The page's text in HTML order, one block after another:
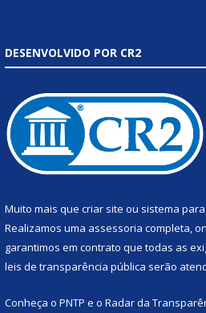
DESENVOLVIDO POR CR2
Muito mais que criar site ou sistema
Realizamos uma assessoria completa,
garantimos em contrato que todas as
leis de transparência pública serão
Conheça o PNTP e o Radar da